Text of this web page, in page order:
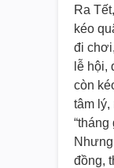
Ra
kéo
đi
lễ hội,
còn
tâm lý,
“tháng
đồng,